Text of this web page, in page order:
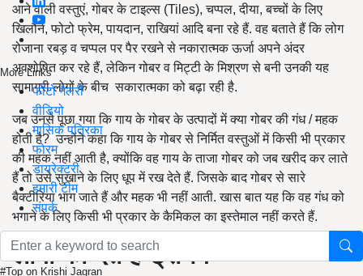
More Links
फोटो गैलरी
वीडियो
मासिक पत्रिका
फोरम
डायरेक्टरी
हमारी टीम
संपर्क
#Top on Krishi Jagran
आने वाली वस्तुएं, गोबर के टाइल्स (Tiles), चप्पल, दीया, बच्चों के लिए
खिलौने, फोटो फ्रेम, पायदान, राखियां आदि बना रहे हैं. वह बताते हैं कि लोग
रोजाना रबड़ व चप्पल पर पैर रखने से नकारात्मक ऊर्जा अपने अंदर
अवशोषित कर रहे हैं, लेकिन गोबर व मिट्टी के मिश्रण से बनी उनकी यह
सामाग्री लोगों के बीच सकारात्मका को बढ़ा रही है.
जब उनसे पूछा गया कि गाय के गोबर के उत्पादों में क्या गोबर की गंध / महक
होती है? उन्होंने कहा कि गाय के गोबर से निर्मित वस्तुओं में किसी भी प्रकार
की महक नहीं आती है, क्योंकि वह गाय के ताजा गोबर को जब खरीद कर लाते
हैं तो उसे सुखाने के लिए धूप में रख देते हैं. जिसके बाद गोबर से सारे
बैक्टीरिया भाग जाते हैं और महक भी नहीं आती. खास बात यह कि वह गंध को
भगाने के लिए किसी भी प्रकार के कैमिकल का इस्तेमाल नहीं करते हैं.
लोगों को देते हैं ट्रेनिंग